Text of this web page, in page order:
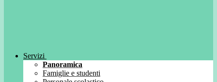
Servizi
Panoramica
Famiglie e studenti